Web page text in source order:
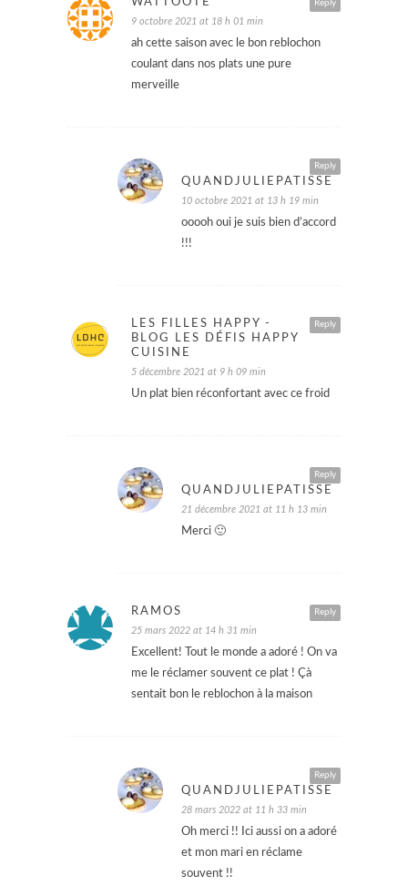
Reply
9 octobre 2021 at 18 h 01 min
ah cette saison avec le bon reblochon
coulant dans nos plats une pure
merveille
Reply
QUANDJULIEPATISSE
10 octobre 2021 at 13 h 19 min
ooooh oui je suis bien d’accord
!!!
Reply
LES FILLES HAPPY -
BLOG LES DÉFIS HAPPY
CUISINE
5 décembre 2021 at 9 h 09 min
Un plat bien réconfortant avec ce froid
Reply
QUANDJULIEPATISSE
21 décembre 2021 at 11 h 13 min
Merci 🙂
Reply
RAMOS
25 mars 2022 at 14 h 31 min
Excellent! Tout le monde a adoré ! On va
me le réclamer souvent ce plat ! Çà
sentait bon le reblochon à la maison
Reply
QUANDJULIEPATISSE
28 mars 2022 at 11 h 33 min
Oh merci !! Ici aussi on a adoré
et mon mari en réclame
souvent !!